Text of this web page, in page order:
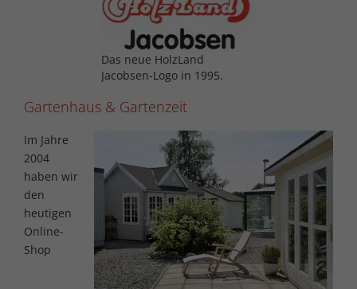
Das neue HolzLand
Jacobsen-Logo in 1995.
Gartenhaus & Gartenzeit
Im Jahre
2004
haben wir
den
heutigen
Online-
Shop